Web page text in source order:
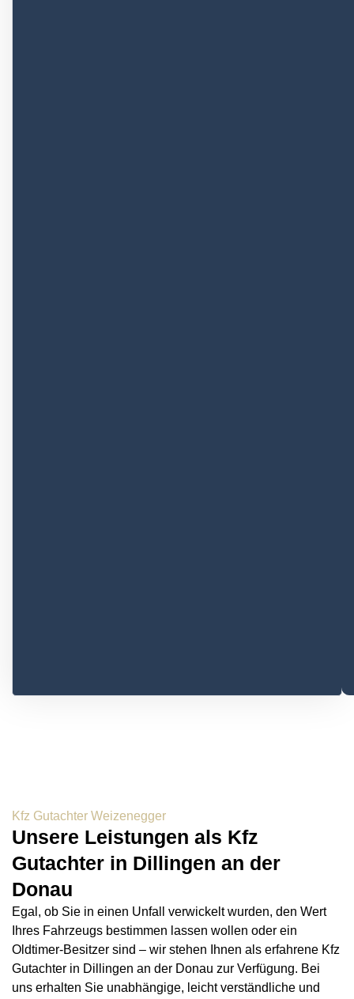
Kfz Gutachter Weizenegger
Unsere Leistungen als Kfz
Gutachter in Dillingen an der
Donau
Egal, ob Sie in einen Unfall verwickelt wurden, den Wert
Ihres Fahrzeugs bestimmen lassen wollen oder ein
Oldtimer-Besitzer sind – wir stehen Ihnen als erfahrene Kfz
Gutachter in Dillingen an der Donau zur Verfügung. Bei
uns erhalten Sie unabhängige, leicht verständliche und